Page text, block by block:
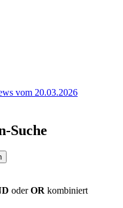
vom 20.03.2026
Suche
oderOR kombiniert